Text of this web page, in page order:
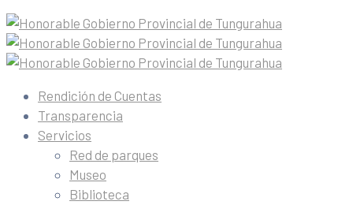
Rendición de Cuentas
Transparencia
Servicios
Red de parques
Museo
Biblioteca